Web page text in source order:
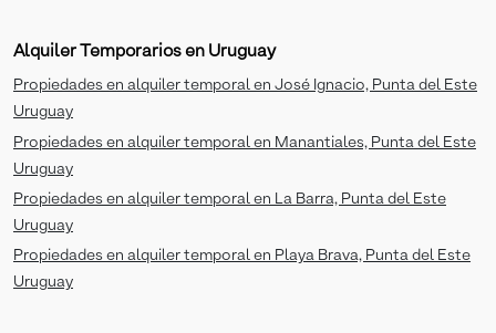
Alquiler Temporarios en Uruguay
Propiedades en alquiler temporal en José Ignacio, Punta del Este
Uruguay
Propiedades en alquiler temporal en Manantiales, Punta del Este
Uruguay
Propiedades en alquiler temporal en La Barra, Punta del Este
Uruguay
Propiedades en alquiler temporal en Playa Brava, Punta del Este
Uruguay